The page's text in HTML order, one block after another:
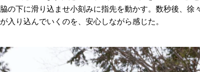
脇の下に滑り込ませ小刻みに指先を動かす。数秒後、
が入り込んでいくのを、安心しながら感じた。